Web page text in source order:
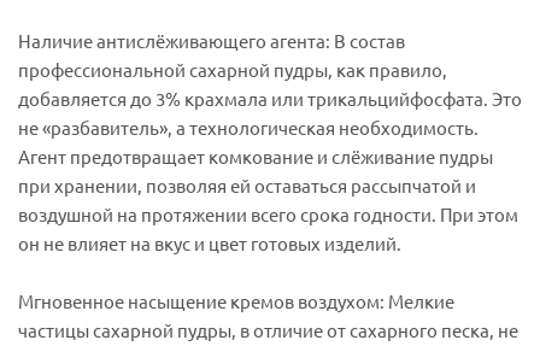
Наличие антислёживающего агента: В состав
профессиональной сахарной пудры, как правило,
добавляется до 3% крахмала или трикальцийфосфата. Это
не «разбавитель», а технологическая необходимость.
Агент предотвращает комкование и слёживание пудры
при хранении, позволяя ей оставаться рассыпчатой и
воздушной на протяжении всего срока годности. При этом
он не влияет на вкус и цвет готовых изделий.
Мгновенное насыщение кремов воздухом: Мелкие
частицы сахарной пудры, в отличие от сахарного песка, не